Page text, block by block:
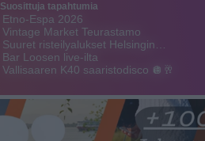
Suosittuja tapahtumia
Etno-Espa 2026
Vintage Market Teurastamo
Suuret risteilyalukset Helsingin…
Bar Loosen live-ilta
Vallisaaren K40 saaristodisco 🪩🥂